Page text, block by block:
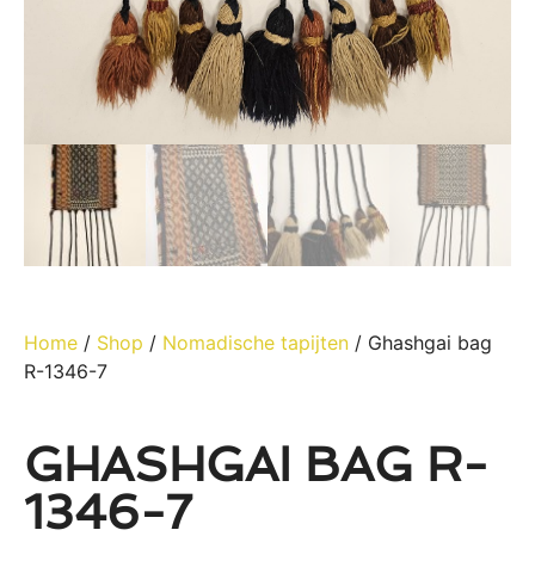
Home / Shop / Nomadische tapijten / Ghashgai bag
R-1346-7
GHASHGAI BAG R-
1346-7